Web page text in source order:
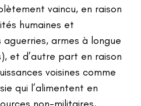
vaincu, en raison
humaines et
armes à longue
et d’autre part en raison
voisines comme
qui l’alimentent en